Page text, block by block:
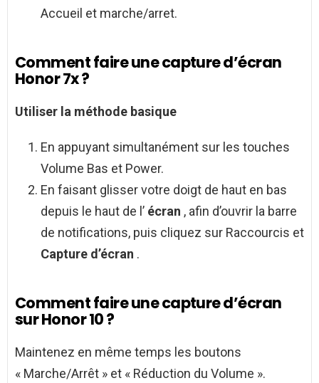
Accueil et marche/arret.
Comment faire une capture d’écran
Honor 7x ?
Utiliser la méthode basique
En appuyant simultanément sur les touches
Volume Bas et Power.
En faisant glisser votre doigt de haut en bas
depuis le haut de l’ écran , afin d’ouvrir la barre
de notifications, puis cliquez sur Raccourcis et
Capture d’écran .
Comment faire une capture d’écran
sur Honor 10 ?
Maintenez en même temps les boutons
« Marche/Arrêt » et « Réduction du Volume ».